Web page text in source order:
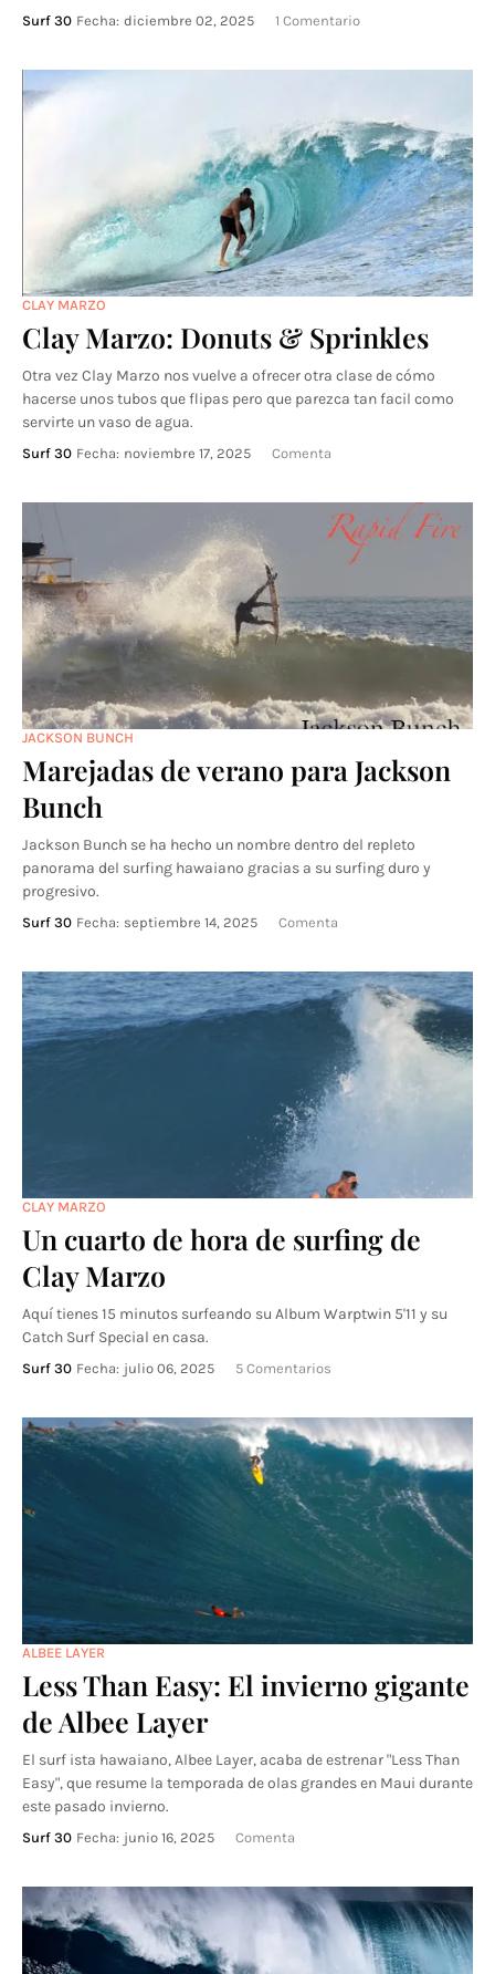
Surf 30 Fecha: diciembre 02, 2025 1 Comentario
CLAY MARZO
Clay Marzo: Donuts & Sprinkles
Otra vez Clay Marzo nos vuelve a ofrecer otra clase de cómo
hacerse unos tubos que flipas pero que parezca tan facil como
servirte un vaso de agua.
Surf 30 Fecha: noviembre 17, 2025 Comenta
JACKSON BUNCH
Marejadas de verano para Jackson
Bunch
Jackson Bunch se ha hecho un nombre dentro del repleto
panorama del surfing hawaiano gracias a su surfing duro y
progresivo.
Surf 30 Fecha: septiembre 14, 2025 Comenta
CLAY MARZO
Un cuarto de hora de surfing de
Clay Marzo
Aquí tienes 15 minutos surfeando su Album Warptwin 5'11 y su
Catch Surf Special en casa.
Surf 30 Fecha: julio 06, 2025 5 Comentarios
ALBEE LAYER
Less Than Easy: El invierno gigante
de Albee Layer
El surf ista hawaiano, Albee Layer, acaba de estrenar "Less Than
Easy", que resume la temporada de olas grandes en Maui durante
este pasado invierno.
Surf 30 Fecha: junio 16, 2025 Comenta